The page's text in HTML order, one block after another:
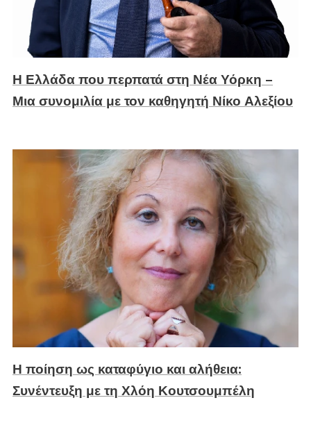
Η Ελλάδα που περπατά στη Νέα Υόρκη –
Μια συνομιλία με τον καθηγητή Νίκο Αλεξίου
Η ποίηση ως καταφύγιο και αλήθεια:
Συνέντευξη με τη Χλόη Κουτσουμπέλη